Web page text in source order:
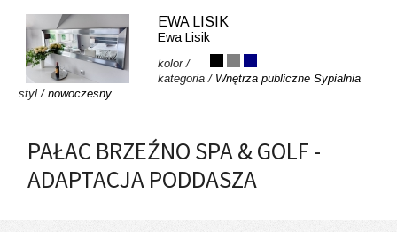
EWA LISIK
Ewa Lisik
kolor /
kategoria / Wnętrza publiczne Sypialnia
styl / nowoczesny
PAŁAC BRZEŹNO SPA & GOLF -
ADAPTACJA PODDASZA